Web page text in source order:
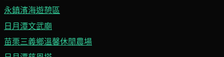
永鎮濱海遊憩區
日月潭文武廟
苗栗三義鄉溫馨休閒農場